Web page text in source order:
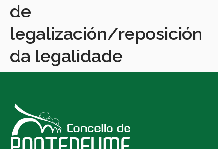
de
legalización/reposición
da legalidade